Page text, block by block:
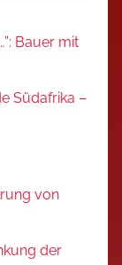
Bauer mit
Südafrika –
von
der